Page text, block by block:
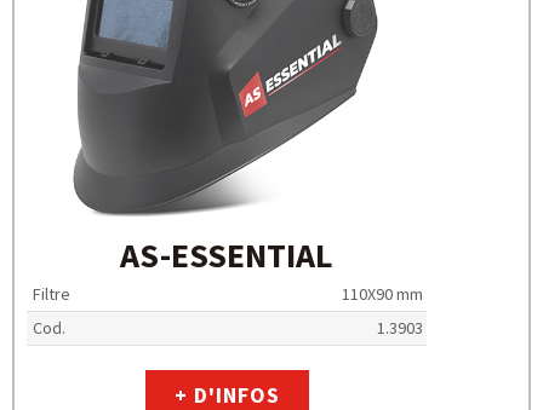
AS-ESSENTIAL
Filtre
110X90 mm
Cod.
1.3903
+ D'INFOS